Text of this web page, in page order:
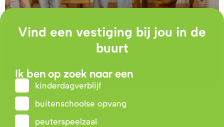
Vind een vestiging bij jou in de
buurt
Ik ben op zoek naar een
kinderdagverblijf
buitenschoolse opvang
peuterspeelzaal